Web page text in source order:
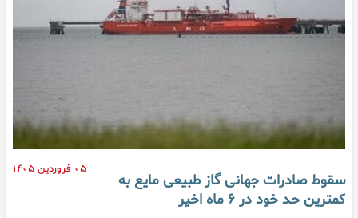
۰۵ فروردین ۱۴۰۵
سقوط صادرات جهانی گاز طبیعی مایع به
کمترین حد خود در ۶ ماه اخیر